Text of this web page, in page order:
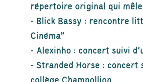
répertoire original qui
- Blick Bassy : rencontre
Cinéma"
- Alexinho : concert suivi
- Stranded Horse : concert